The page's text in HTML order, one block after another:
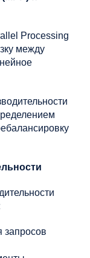
Processing
между
запросов